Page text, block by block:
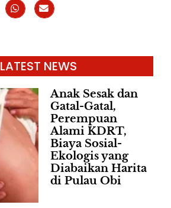
LATEST NEWS
Anak Sesak dan
Gatal-Gatal,
Perempuan
Alami KDRT,
Biaya Sosial-
Ekologis yang
Diabaikan Harita
di Pulau Obi